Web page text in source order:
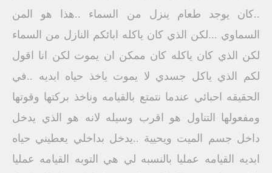
..كان يوجد طعام ينزل من السماء ..هذا هو المن
السماوي ...لكن الذي كان ياكله ابائكم النازل من السماء
لكن الذي كان ياكله كان ممكن ان يموت لكن انا اقول
لكم الذي ياكل جسدي لا يموت ياخذ حياه ابديه ..في
الحقيقه احبائي عندما نتمتع بالقيامه وناخذ بركتها وقوتها
ومفعولها التناول هو اقرب وسيله لانه هو الذي يدخل
داخل جسم الميت ويحيية ..يدخل بداخلي يعطيني حياه
ابديه القيامه عمليا بالنسبه لي هي التوبه القيامه عمليا